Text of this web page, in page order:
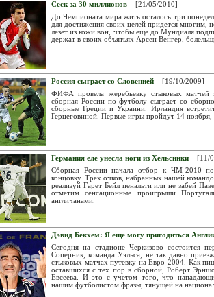
Сеск за 30 миллионов
[21/05/2010]
До Чемпионата мира жить осталось три
для достижения своих целей придется многим,
лезет из кожи вон, чтобы еще до Мундиаля
держат в своих объятьях Арсен Венгер,
Россия сыграет со Словенией
[19/10/2009]
ФИФА провела жеребьевку стыковых
сборная России по футболу сыграет со
сборные Греции и Украини. Ирландия
Герцеговиной. Первые игры пройдут 14 ноября,
Германия еле унесла ноги из Хельсинки
[11/
Сборная России начала отбор к ЧМ-2010
концовку. Трех очков, набранных нашей
реализуй Гарет Бейл пенальти или не забей
отметим сенсационные проигрыши
англичанами.
Дэвид Бекхем: Я еще могу пригодиться
Сегодня на стадионе Черкизово состоится
Соперник, команда Уэльса, не так давно
стыковых матчах путевку на Евро-2004. Как
оставшихся с тех пор в сборной, Роберт
Евсеева. И это с учетом того, что
нашим футболистом фразы, тянущей на